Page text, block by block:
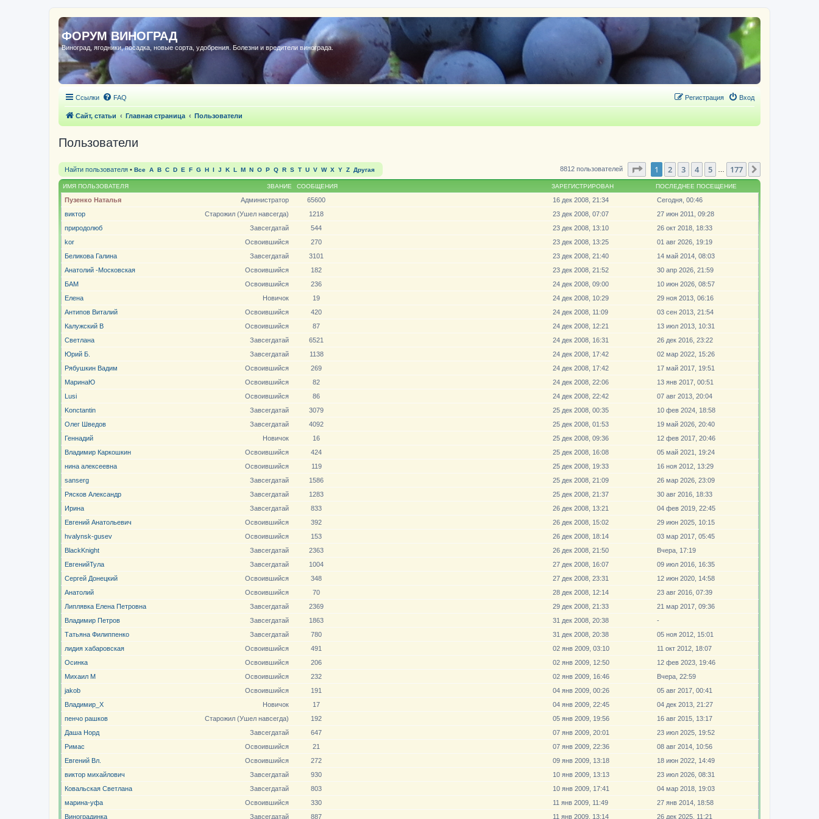
ФОРУМ ВИНОГРАД
Виноград, ягодники, посадка, новые сорта, удобрения. Болезни и вредители винограда.
Ссылки FAQ Вход
Регистрация
Сайт, статьи Главная страница Пользователи
Пользователи
Найти пользователя • Все A B C D E F G H I J K L M N O P Q R S T U V W X Y Z Другая 8812 пользователей Страница1 из 177
1 2 3 4 5 177
ЗВАНИЕ
ИМЯ ПОЛЬЗОВАТЕЛЯ СООБЩЕНИЯ ЗАРЕГИСТРИРОВАН ПОСЛЕДНЕЕ ПОСЕЩЕНИЕ
Администратор
Пузенко Наталья 65600 16 дек 2008, 21:34
Сегодня, 00:46
Старожил (Ушел навсегда)
виктор 1218 23 дек 2008, 07:07
27 июн 2011, 09:28
Завсегдатай
природолюб 544 23 дек 2008, 13:10
26 окт 2018, 18:33
Освоившийся
kor 270 23 дек 2008, 13:25
01 авг 2026, 19:19
Завсегдатай
Беликова Галина 3101 23 дек 2008, 21:40
14 май 2014, 08:03
Освоившийся
Анатолий -Московская 182 23 дек 2008, 21:52
30 апр 2026, 21:59
Освоившийся
БАМ 236 24 дек 2008, 09:00
10 июн 2026, 08:57
Новичoк
Елена 19 24 дек 2008, 10:29
29 ноя 2013, 06:16
Освоившийся
Антипов Виталий 420 24 дек 2008, 11:09
03 сен 2013, 21:54
Освоившийся
Калужский В 87 24 дек 2008, 12:21
13 июл 2013, 10:31
Завсегдатай
Светлана 6521 24 дек 2008, 16:31
26 дек 2016, 23:22
Завсегдатай
Юрий Б. 1138 24 дек 2008, 17:42
02 мар 2022, 15:26
Освоившийся
Рябушкин Вадим 269 24 дек 2008, 17:42
17 май 2017, 19:51
Освоившийся
МаринаЮ 82 24 дек 2008, 22:06
13 янв 2017, 00:51
Освоившийся
Lusi 86 24 дек 2008, 22:42
07 авг 2013, 20:04
Завсегдатай
Konctantin 3079 25 дек 2008, 00:35
10 фев 2024, 18:58
Завсегдатай
Олег Шведов 4092 25 дек 2008, 01:53
19 май 2026, 20:40
Новичoк
Геннадий 16 25 дек 2008, 09:36
12 фев 2017, 20:46
Освоившийся
Владимир Каркошкин 424 25 дек 2008, 16:08
05 май 2021, 19:24
Освоившийся
нина алексеевна 119 25 дек 2008, 19:33
16 ноя 2012, 13:29
Завсегдатай
sanserg 1586 25 дек 2008, 21:09
26 мар 2026, 23:09
Завсегдатай
Рясков Александр 1283 25 дек 2008, 21:37
30 авг 2016, 18:33
Завсегдатай
Ирина 833 26 дек 2008, 13:21
04 фев 2019, 22:45
Освоившийся
Евгений Анатольевич 392 26 дек 2008, 15:02
29 июн 2025, 10:15
Освоившийся
hvalynsk-gusev 153 26 дек 2008, 18:14
03 мар 2017, 05:45
Завсегдатай
BlackKnight 2363 26 дек 2008, 21:50
Вчера, 17:19
Завсегдатай
ЕвгенийТула 1004 27 дек 2008, 16:07
09 июл 2016, 16:35
Освоившийся
Сергей Донецкий 348 27 дек 2008, 23:31
12 июн 2020, 14:58
Освоившийся
Анатолий 70 28 дек 2008, 12:14
23 авг 2016, 07:39
Завсегдатай
Липлявка Елена Петровна 2369 29 дек 2008, 21:33
21 мар 2017, 09:36
Завсегдатай
Владимир Петров 1863 31 дек 2008, 20:38
-
Завсегдатай
Татьяна Филиппенко 780 31 дек 2008, 20:38
05 ноя 2012, 15:01
Освоившийся
лидия хабаровская 491 02 янв 2009, 03:10
11 окт 2012, 18:07
Освоившийся
Осинка 206 02 янв 2009, 12:50
12 фев 2023, 19:46
Освоившийся
Михаил М 232 02 янв 2009, 16:46
Вчера, 22:59
Освоившийся
jakob 191 04 янв 2009, 00:26
05 авг 2017, 00:41
Новичoк
Владимир_X 17 04 янв 2009, 22:45
04 дек 2013, 21:27
Старожил (Ушел навсегда)
пенчо рашков 192 05 янв 2009, 19:56
16 авг 2015, 13:17
Завсегдатай
Даша Норд 647 07 янв 2009, 20:01
23 июл 2025, 19:52
Освоившийся
Римас 21 07 янв 2009, 22:36
08 авг 2014, 10:56
Освоившийся
Евгений Вл. 272 09 янв 2009, 13:18
18 июн 2022, 14:49
Завсегдатай
виктор михайлович 930 10 янв 2009, 13:13
23 июл 2026, 08:31
Завсегдатай
Ковальская Светлана 803 10 янв 2009, 17:41
04 мар 2018, 19:03
Освоившийся
марина-уфа 330 11 янв 2009, 11:49
27 янв 2014, 18:58
Завсегдатай
Виноградинка 887 11 янв 2009, 13:14 26 дек 2025, 11:21